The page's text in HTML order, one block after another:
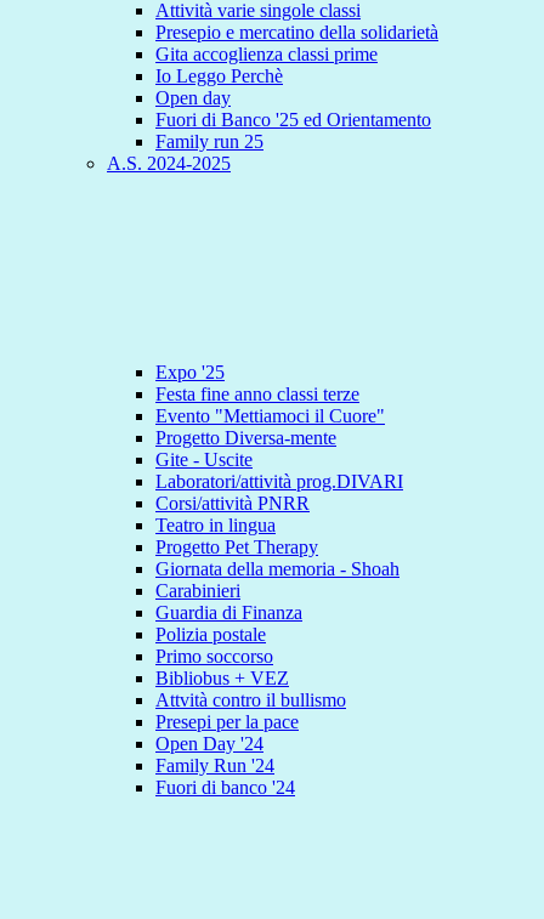
Attività varie singole classi
Presepio e mercatino della solidarietà
Gita accoglienza classi prime
Io Leggo Perchè
Open day
Fuori di Banco '25 ed Orientamento
Family run 25
A.S. 2024-2025
Expo '25
Festa fine anno classi terze
Evento "Mettiamoci il Cuore"
Progetto Diversa-mente
Gite - Uscite
Laboratori/attività prog.DIVARI
Corsi/attività PNRR
Teatro in lingua
Progetto Pet Therapy
Giornata della memoria - Shoah
Carabinieri
Guardia di Finanza
Polizia postale
Primo soccorso
Bibliobus + VEZ
Attvità contro il bullismo
Presepi per la pace
Open Day '24
Family Run '24
Fuori di banco '24